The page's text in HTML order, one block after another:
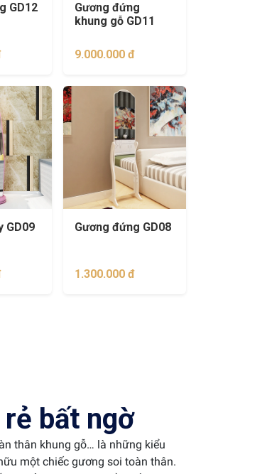
GD12
Gương đứng
khung gỗ GD11
9.000.000 đ
GD09 Gương đứng GD08
1.300.000 đ
bất ngờ
thân khung gỗ… là những kiểu
một chiếc gương soi toàn thân.